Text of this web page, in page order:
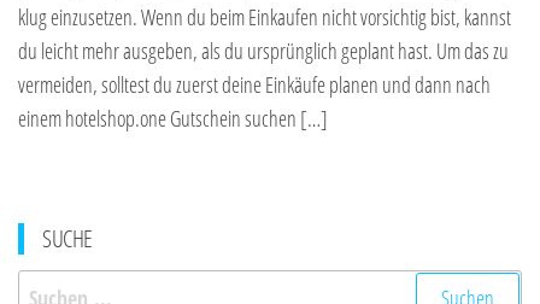
klug einzusetzen. Wenn du beim Einkaufen nicht vorsichtig bist, kannst
du leicht mehr ausgeben, als du ursprünglich geplant hast. Um das zu
vermeiden, solltest du zuerst deine Einkäufe planen und dann nach
einem hotelshop.one Gutschein suchen […]
SUCHE
Suchen